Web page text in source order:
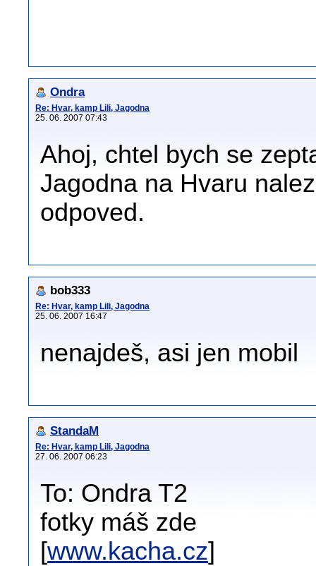
Ondra
Re: Hvar, kamp Lili, Jagodna
25. 06. 2007 07:43
Ahoj, chtel bych se
Jagodna na Hvaru
odpoved.
bob333
Re: Hvar, kamp Lili, Jagodna
25. 06. 2007 16:47
nenajdeš, asi jen mobil
StandaM
Re: Hvar, kamp Lili, Jagodna
27. 06. 2007 06:23
To: Ondra T2
fotky máš zde
[www.kacha.cz]